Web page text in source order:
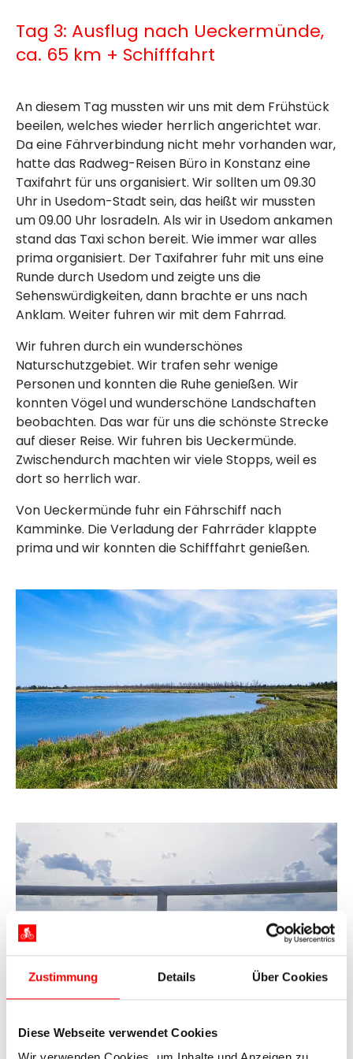
Zustimmung Details Über Cookies
Diese Webseite verwendet Cookies
Tag 3: Ausflug nach Ueckermünde,
ca. 65 km + Schifffahrt
An diesem Tag mussten wir uns mit dem Frühstück
beeilen, welches wieder herrlich angerichtet war.
Da eine Fährverbindung nicht mehr vorhanden war,
hatte das Radweg-Reisen Büro in Konstanz eine
Taxifahrt für uns organisiert. Wir sollten um 09.30
Uhr in Usedom-Stadt sein, das heißt wir mussten
um 09.00 Uhr losradeln. Als wir in Usedom ankamen
stand das Taxi schon bereit. Wie immer war alles
prima organisiert. Der Taxifahrer fuhr mit uns eine
Runde durch Usedom und zeigte uns die
Sehenswürdigkeiten, dann brachte er uns nach
Anklam. Weiter fuhren wir mit dem Fahrrad.
Wir fuhren durch ein wunderschönes
Naturschutzgebiet. Wir trafen sehr wenige
Personen und konnten die Ruhe genießen. Wir
konnten Vögel und wunderschöne Landschaften
beobachten. Das war für uns die schönste Strecke
auf dieser Reise. Wir fuhren bis Ueckermünde.
Zwischendurch machten wir viele Stopps, weil es
dort so herrlich war.
Von Ueckermünde fuhr ein Fährschiff nach
Kamminke. Die Verladung der Fahrräder klappte
prima und wir konnten die Schifffahrt genießen.